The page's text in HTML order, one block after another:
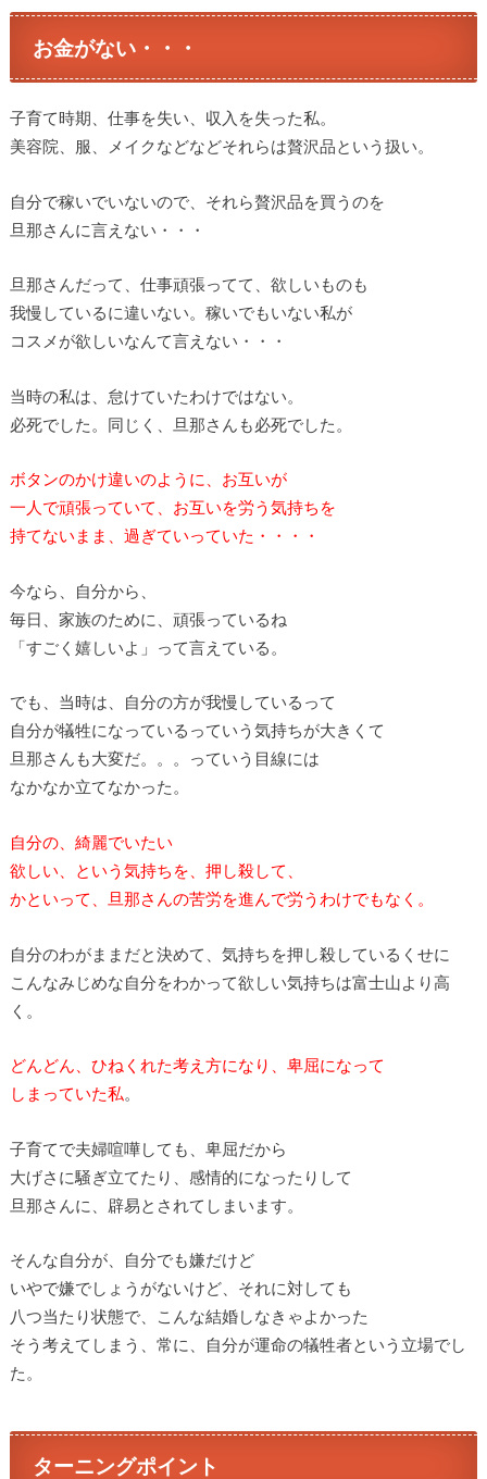
お金がない・・・
子育て時期、仕事を失い、収入を失った私。
美容院、服、メイクなどなどそれらは贅沢品という扱い。
自分で稼いでいないので、それら贅沢品を買うのを
旦那さんに言えない・・・
旦那さんだって、仕事頑張ってて、欲しいものも
我慢しているに違いない。稼いでもいない私が
コスメが欲しいなんて言えない・・・
当時の私は、怠けていたわけではない。
必死でした。同じく、旦那さんも必死でした。
ボタンのかけ違いのように、お互いが
一人で頑張っていて、お互いを労う気持ちを
持てないまま、過ぎていっていた・・・・
今なら、自分から、
毎日、家族のために、頑張っているね
「すごく嬉しいよ」って言えている。
でも、当時は、自分の方が我慢しているって
自分が犠牲になっているっていう気持ちが大きくて
旦那さんも大変だ。。。っていう目線には
なかなか立てなかった。
自分の、綺麗でいたい
欲しい、という気持ちを、押し殺して、
かといって、旦那さんの苦労を進んで労うわけでもなく。
自分のわがままだと決めて、気持ちを押し殺しているくせに
こんなみじめな自分をわかって欲しい気持ちは富士山より高
く。
どんどん、ひねくれた考え方になり、卑屈になって
しまっていた私。
子育てで夫婦喧嘩しても、卑屈だから
大げさに騒ぎ立てたり、感情的になったりして
旦那さんに、辟易とされてしまいます。
そんな自分が、自分でも嫌だけど
いやで嫌でしょうがないけど、それに対しても
八つ当たり状態で、こんな結婚しなきゃよかった
そう考えてしまう、常に、自分が運命の犠牲者という立場でし
た。
ターニングポイント